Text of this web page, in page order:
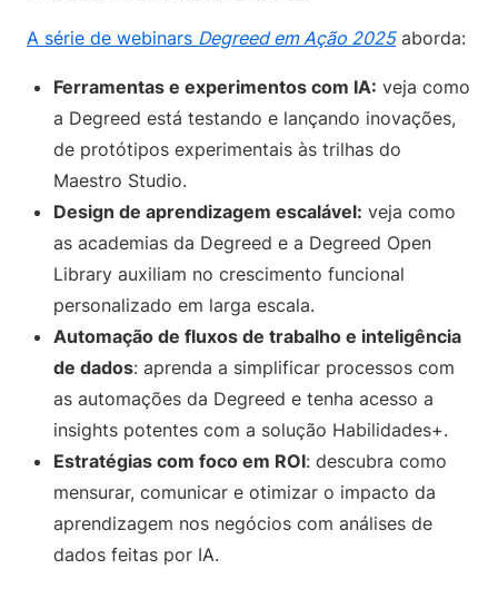
A série de webinars Degreed em Ação 2025aborda:
Ferramentas e experimentos com IA: veja como
a Degreed está testando e lançando inovações,
de protótipos experimentais às trilhas do
Maestro Studio.
Design de aprendizagem escalável: veja como
as academias da Degreed e a Degreed Open
Library auxiliam no crescimento funcional
personalizado em larga escala.
Automação de fluxos de trabalho e inteligência
de dados: aprenda a simplificar processos com
as automações da Degreed e tenha acesso a
insights potentes com a solução Habilidades+.
Estratégias com foco em ROI: descubra como
mensurar, comunicar e otimizar o impacto da
aprendizagem nos negócios com análises de
dados feitas por IA.